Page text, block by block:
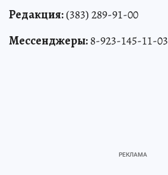
Редакция:(383) 289-91-00
Мессенджеры:8-923-145-11-03